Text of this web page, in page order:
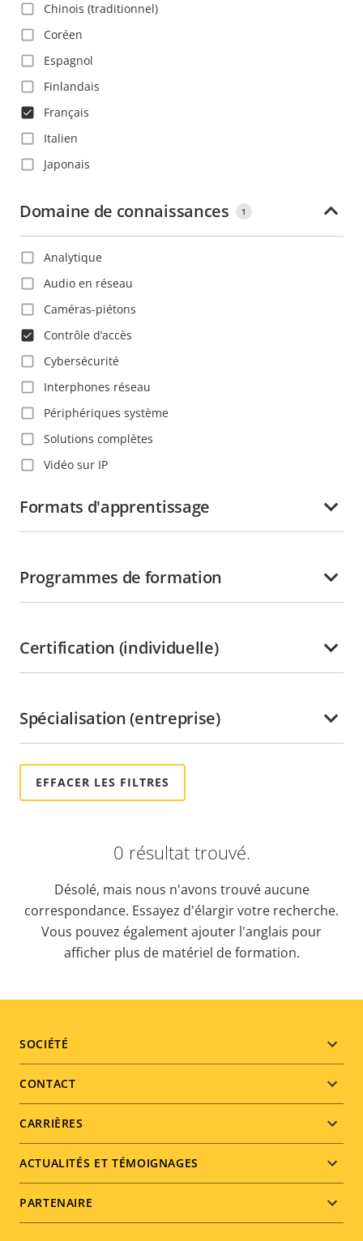
Brésil
Canada
Chine
Colombie
Costa Rica
Croatie
Danemark
Dominique
Espagne
Estonie
Ethiopie
Finlande
France
Grenade
Guadeloupe
Guyane
Géorgie
Hong-Kong
Hongrie
Inde
Indonésie
Kazakhstan
Kenya
Koweït
Lituanie
Luxembourg
Malaisie
Martinique
Maurice
Chinois (traditionnel)
Coréen
Espagnol
Finlandais
Français
Italien
Japonais
Polonais
Portugais
Roumain
Tchèque
Thaïlandais
Turc
Domaine de connaissances 1
Analytique
Audio en réseau
Caméras-piétons
Contrôle d’accès
Cybersécurité
Interphones réseau
Périphériques système
Solutions complètes
Vidéo sur IP
Formats d'apprentissage
Programmes de formation
Certification (individuelle)
Spécialisation (entreprise)
0 résultat trouvé.
Désolé, mais nous n'avons trouvé aucune
correspondance. Essayez d'élargir votre recherche.
Vous pouvez également ajouter l'anglais pour
afficher plus de matériel de formation.
Footer
menu
SOCIÉTÉ
CONTACT
CARRIÈRES
ACTUALITÉS ET TÉMOIGNAGES
PARTENAIRE